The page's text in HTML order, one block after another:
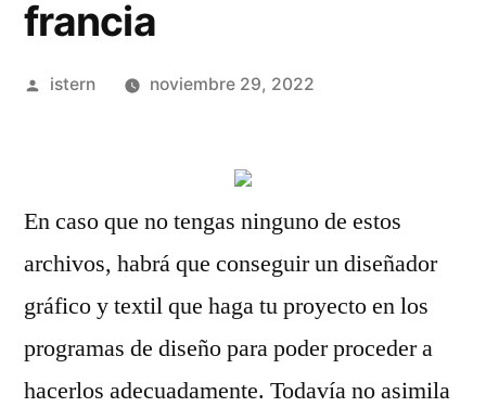
francia
Publicado
istern noviembre 29, 2022
En caso que no tengas ninguno de estos
archivos, habrá que conseguir un diseñador
gráfico y textil que haga tu proyecto en los
programas de diseño para poder proceder a
hacerlos adecuadamente. Todavía no asimila